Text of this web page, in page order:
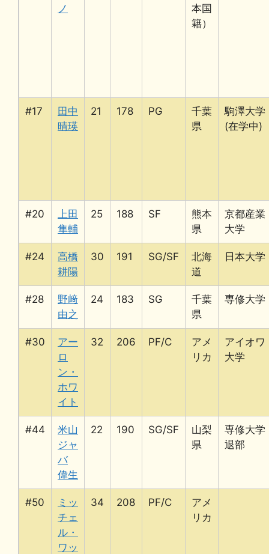
ノ
本国
籍）
#17
田中
晴瑛
21 178 PG
千葉
県
駒澤大学
(在学中)
#20
上田
隼輔
25 188 SF
熊本
県
京都産業
大学
#24
高橋
耕陽
30 191 SG/SF
北海
道
日本大学
#28
野﨑
由之
24 183 SG
千葉
県
専修大学
#30
アー
ロ
ン・
ホワ
イト
32 206 PF/C
アメ
リカ
アイオワ
大学
#44
米山
ジャ
バ
偉生
22 190 SG/SF
山梨
県
専修大学
退部
#50
ミッ
チェ
ル・
ワッ
34 208 PF/C
アメ
リカ